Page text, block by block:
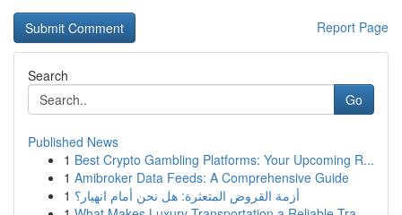
Report Page
Search
Go
Published News
1 Best Crypto Gambling Platforms: Your Upcoming R...
1 Amibroker Data Feeds: A Comprehensive Guide
1 أزمة القروض المتعثرة: هل نحن أمام انهيار؟